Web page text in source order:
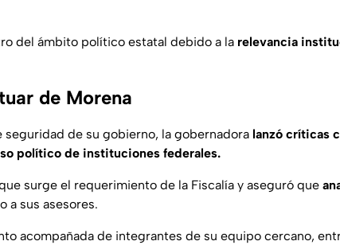
del ámbito político estatal debido a la relevancia
de Morena
de su gobierno, la gobernadora lanzó críticas
político de instituciones federales.
surge el requerimiento de la Fiscalía y aseguró que
a sus asesores.
acompañada de integrantes de su equipo cercano,